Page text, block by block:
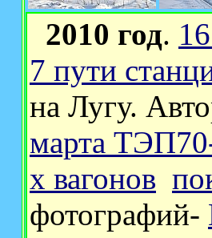
2010 год.
7 пути
на Лугу.
марта
х вагонов
фотографий-